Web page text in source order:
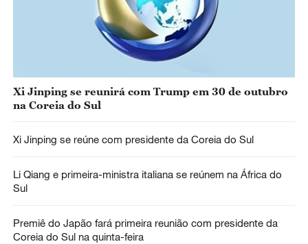
Xi Jinping se reunirá com Trump em 30 de outubro
na Coreia do Sul
Xi Jinping se reúne com presidente da Coreia do Sul
Li Qiang e primeira-ministra italiana se reúnem na África do
Sul
Premiê do Japão fará primeira reunião com presidente da
Coreia do Sul na quinta-feira